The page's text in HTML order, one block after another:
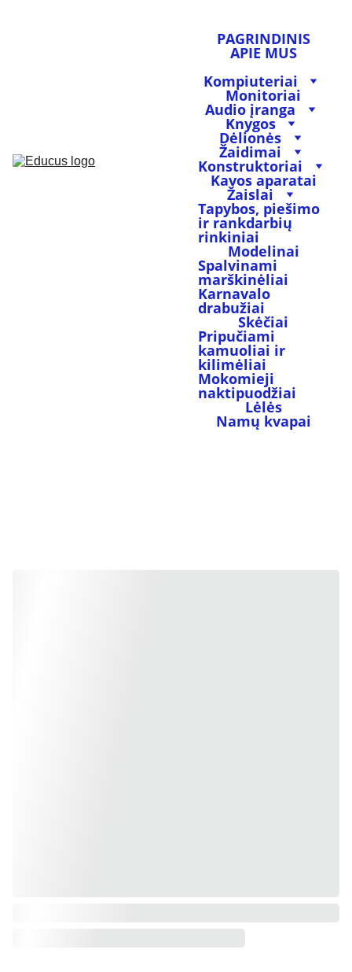
PAGRINDINIS
APIE MUS
Kompiuteriai
Monitoriai
Audio įranga
Knygos
Dėlionės
Žaidimai
Konstruktoriai
Kavos aparatai
Žaislai
Tapybos, piešimo
ir rankdarbių
rinkiniai
Modelinai
Spalvinami
marškinėliai
Karnavalo
drabužiai
Skėčiai
Pripučiami
kamuoliai ir
kilimėliai
Mokomieji
naktipuodžiai
Lėlės
Namų kvapai